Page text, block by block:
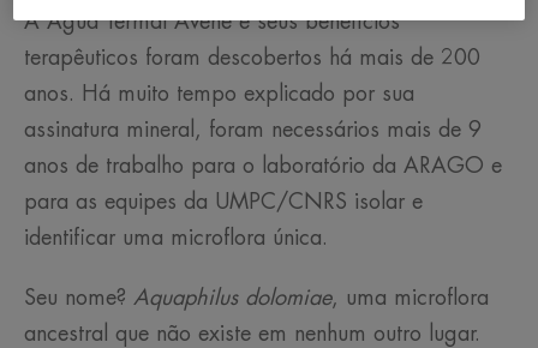
A Água Termal Avène e seus benefícios
terapêuticos foram descobertos há mais de 200
anos. Há muito tempo explicado por sua
assinatura mineral, foram necessários mais de 9
anos de trabalho para o laboratório da ARAGO e
para as equipes da UMPC/CNRS isolar e
identificar uma microflora única.
Seu nome? Aquaphilus dolomiae, uma microflora
ancestral que não existe em nenhum outro lugar.